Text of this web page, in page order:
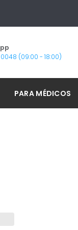
0048 (09:00 - 18:00)
PARA MÉDICOS